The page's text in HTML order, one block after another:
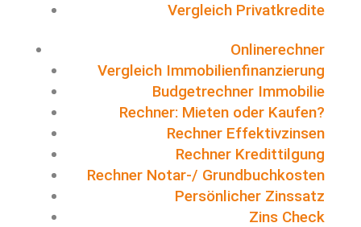
Vergleich Privatkredite
Onlinerechner
Vergleich Immobilienfinanzierung
Budgetrechner Immobilie
Rechner: Mieten oder Kaufen?
Rechner Effektivzinsen
Rechner Kredittilgung
Rechner Notar-/ Grundbuchkosten
Persönlicher Zinssatz
Zins Check